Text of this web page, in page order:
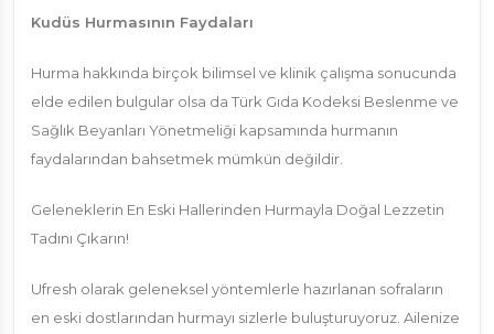
Kudüs Hurmasının Faydaları
Hurma hakkında birçok bilimsel ve klinik çalışma sonucunda
elde edilen bulgular olsa da Türk Gıda Kodeksi Beslenme ve
Sağlık Beyanları Yönetmeliği kapsamında hurmanın
faydalarından bahsetmek mümkün değildir.
Geleneklerin En Eski Hallerinden Hurmayla Doğal Lezzetin
Tadını Çıkarın!
Ufresh olarak geleneksel yöntemlerle hazırlanan sofraların
en eski dostlarından hurmayı sizlerle buluşturuyoruz. Ailenize